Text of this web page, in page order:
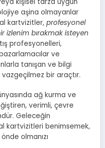
aşina olmayanlar
kartvizitler, profesyonel
izlenim bırakmak isteyen
profesyonelleri,
ve
tanışan ve bilgi
bir araçtır.
ağ kurma ve
verimli, çevre
Geleceğin
kartvizitleri benimsemek,
olmanızı